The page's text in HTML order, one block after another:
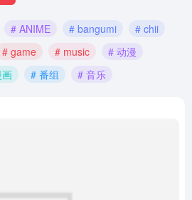
# ANIME # bangumi
# chii
# game # music
# 动漫
# 番组 # 音乐